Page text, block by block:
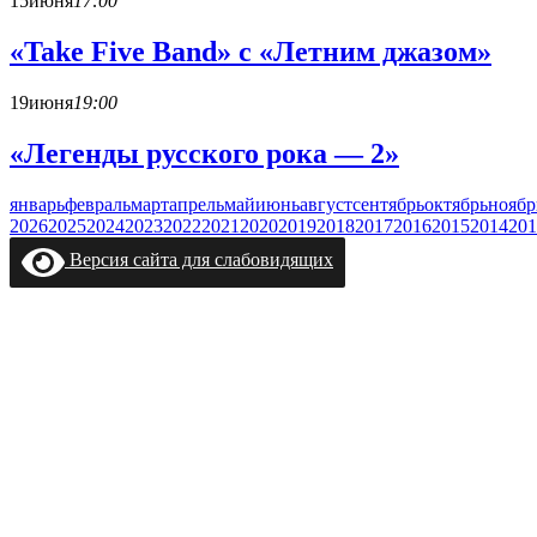
«Take Five Band» с «Летним джазом»
19июня19:00
«Легенды русского рока — 2»
январьфевральмартапрельмайиюньавгустсентябрьоктябрь
202620252024202320222021 2020201920182017201620152014
Версия сайта для слабовидящих